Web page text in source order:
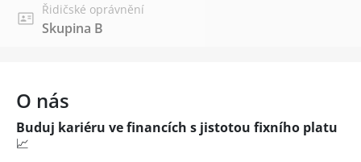
Řidičské oprávnění
Skupina B
O nás
Buduj kariéru ve financích s jistotou fixního platu
📈